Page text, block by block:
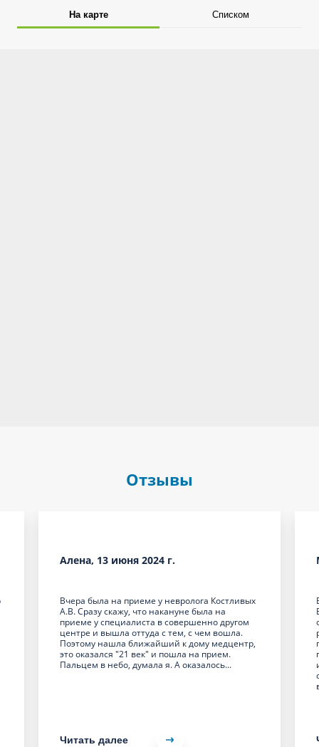
На карте Списком
Отзывы
Алена, 13 июня 2024 г.
Вчера была на приеме у невролога Костливых
А.В. Сразу скажу, что накануне была на
приеме у специалиста в совершенно другом
центре и вышла оттуда с тем, с чем вошла.
Поэтому нашла ближайший к дому медцентр,
это оказался "21 век" и пошла на прием.
Пальцем в небо, думала я. А оказалось...
Читать далее